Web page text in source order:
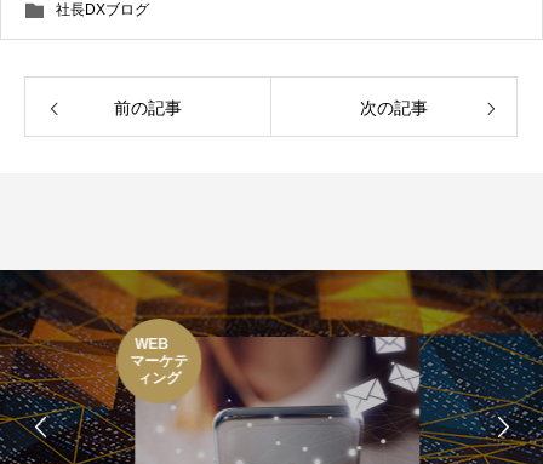
社長DXブログ
前の記事 次の記事
WEB
マーケテ
ィング